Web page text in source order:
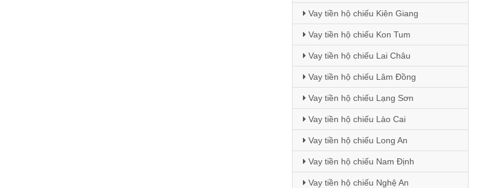
Vay tiền hộ chiếu Kiên Giang
Vay tiền hộ chiếu Kon Tum
Vay tiền hộ chiếu Lai Châu
Vay tiền hộ chiếu Lâm Đồng
Vay tiền hộ chiếu Lạng Sơn
Vay tiền hộ chiếu Lào Cai
Vay tiền hộ chiếu Long An
Vay tiền hộ chiếu Nam Định
Vay tiền hộ chiếu Nghệ An